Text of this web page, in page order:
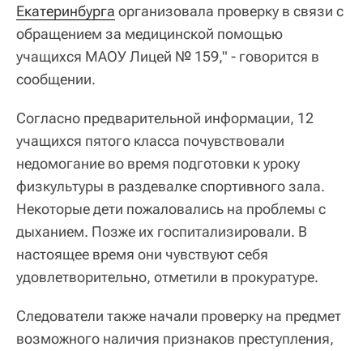
Екатеринбурга организовала проверку в связи с
обращением за медицинской помощью
учащихся МАОУ Лицей № 159," - говорится в
сообщении.
Согласно предварительной информации, 12
учащихся пятого класса почувствовали
недомогание во время подготовки к уроку
физкультуры в раздевалке спортивного зала.
Некоторые дети пожаловались на проблемы с
дыханием. Позже их госпитализировали. В
настоящее время они чувствуют себя
удовлетворительно, отметили в прокуратуре.
Следователи также начали проверку на предмет
возможного наличия признаков преступления,